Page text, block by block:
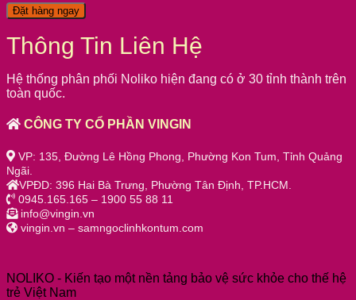
Thông Tin Liên Hệ
Hệ thống phân phối Noliko hiện đang có ở 30 tỉnh thành trên
toàn quốc.
CÔNG TY CỔ PHẦN VINGIN
VP: 135, Đường Lê Hồng Phong, Phường Kon Tum, Tỉnh Quảng
Ngãi.
VPĐD: 396 Hai Bà Trưng, Phường Tân Định, TP.HCM.
0945.165.165 – 1900 55 88 11
info@vingin.vn
vingin.vn – samngoclinhkontum.com
NOLIKO - Kiến tạo một nền tảng bảo vệ sức khỏe cho thế hệ
trẻ Việt Nam